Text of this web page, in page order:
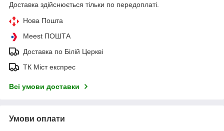
Доставка здійснюється тільки по передоплаті.
Нова Пошта
Meest ПОШТА
Доставка по Білій Церкві
ТК Міст експрес
Всі умови доставки
Умови оплати